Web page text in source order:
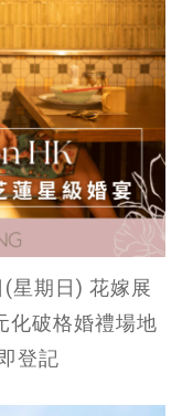
(星期日) 花嫁展
化破格婚禮場地
登記